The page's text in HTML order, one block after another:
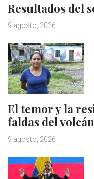
Resultados del
9 agosto, 2026
El temor y la
faldas del
9 agosto, 2026